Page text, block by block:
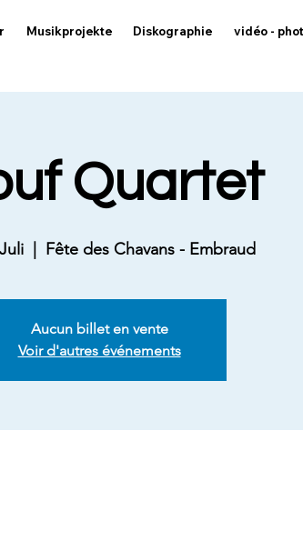
Musikprojekte Diskographie vidéo -
Quartet
Fête des Chavans - Embraud
Aucun billet en vente
Voir d'autres événements